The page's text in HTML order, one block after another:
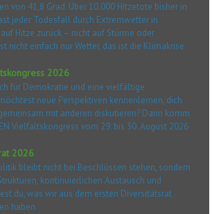
von 41,8 Grad. Über 10.000 Hitzetote bisher in
jeder Todesfall durch Extremwetter in
Hitze zurück – nicht auf Stürme oder
nicht einfach nur Wetter, das ist die Klimakrise
2026
für Demokratie und eine vielfältige
neue Perspektiven kennenlernen, dich
mit anderen diskutieren? Dann komm
Vielfaltskongress vom 29. bis 30. August 2026
2026
bleibt nicht bei Beschlüssen stehen, sondern
kontinuierlichen Austausch und
du, was wir aus dem ersten Diversitätsrat
haben.